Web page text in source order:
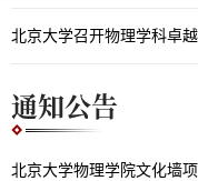
通知公告